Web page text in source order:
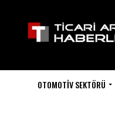
OTOMOTIV SEKTÖRÜ